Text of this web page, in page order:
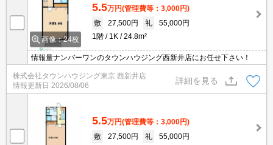
画像：24枚
5.5万円(管理費等：3,000円)
敷
27,500円 礼
55,000円
1階
1K 24.8m²
情報量ナンバーワンのタウンハウジング西新井店にお任せ下さい！
株式会社タウンハウジング東京 西新井店
情報更新日 2026/08/06
詳細を見る
5.5万円(管理費等：3,000円)
敷
27,500円 礼
55,000円